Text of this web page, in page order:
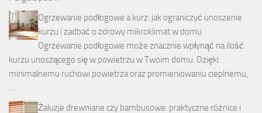
Ogrzewanie podłogowe a kurz: jak ograniczyć unoszenie
kurzu i zadbać o zdrowy mikroklimat w domu
Ogrzewanie podłogowe może znacznie wpłynąć na ilość
kurzu unoszącego się w powietrzu w Twoim domu. Dzięki
minimalnemu ruchowi powietrza oraz promieniowaniu cieplnemu,
…
Żaluzje drewniane czy bambusowe: praktyczne różnice i